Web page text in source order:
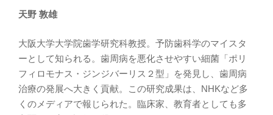
天野 敦雄
大阪大学大学院歯学研究科教授。予防歯科学のマイスタ
ーとして知られる。歯周病を悪化させやすい細菌「ポリ
フィロモナス・ジンジバーリス２型」を発見し、歯周病
治療の発展へ大きく貢献。この研究成果は、NHKなど多
くのメディアで報じられた。臨床家、教育者としても多